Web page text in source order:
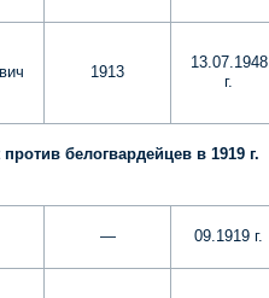
1913
13.07.1948
г.
белогвардейцев в 1919 г.
— 09.1919 г.